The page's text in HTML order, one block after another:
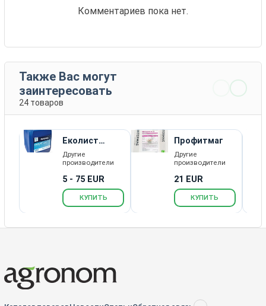
Комментариев пока нет.
Также Вас могут
заинтересовать
24 товаров
Еколист
багатокомпо
нентний
Другие
производители
5 - 75 EUR
КУПИТЬ
Профитмаг
Другие
производители
21 EUR
КУПИТЬ